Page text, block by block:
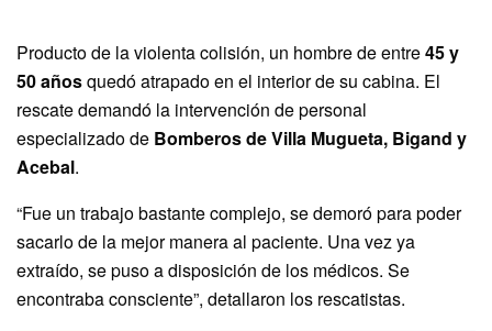
Producto de la violenta colisión, un hombre de entre45 y
50 añosquedó atrapado en el interior de su cabina. El
rescate demandó la intervención de personal
especializado de Bomberos de Villa Mugueta, Bigand y
Acebal.
“Fue un trabajo bastante complejo, se demoró para poder
sacarlo de la mejor manera al paciente. Una vez ya
extraído, se puso a disposición de los médicos. Se
encontraba consciente”, detallaron los rescatistas.